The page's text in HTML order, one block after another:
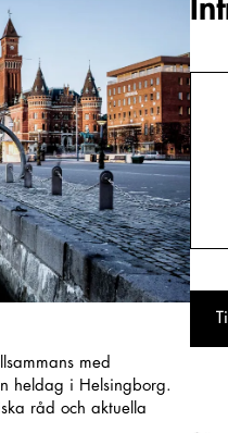
med
heldag i Helsingborg.
råd och aktuella